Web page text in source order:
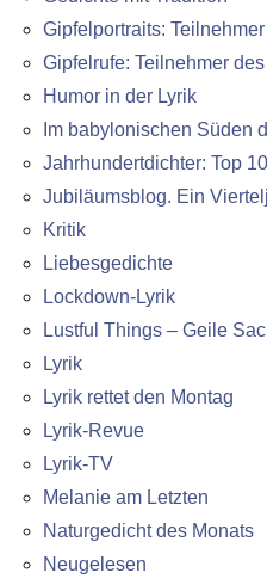
Gipfelportraits:
Gipfelrufe: Teilnehmer
Humor in der Lyrik
Im babylonischen Süden
Jahrhundertdichter: Top 10
Jubiläumsblog. Ein
Kritik
Liebesgedichte
Lockdown-Lyrik
Lustful Things – Geile
Lyrik
Lyrik rettet den Montag
Lyrik-Revue
Lyrik-TV
Melanie am Letzten
Naturgedicht des Monats
Neugelesen